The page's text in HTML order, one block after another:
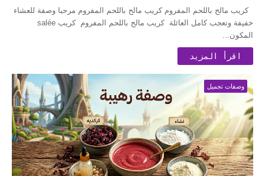
كريب مالح باللحم المفروم كريب مالح باللحم المفروم مرحبا وصفة للعشاء
المكون...
اقرأ المزيد
وصفات تجميل